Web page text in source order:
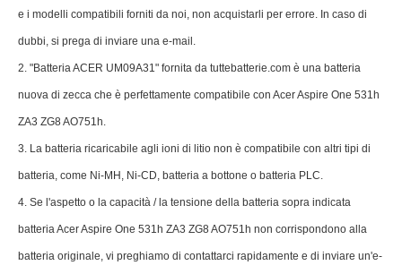
e i modelli compatibili forniti da noi, non acquistarli per errore. In caso di
dubbi, si prega di inviare una e-mail.
2. "Batteria ACER UM09A31" fornita da tuttebatterie.com è una batteria
nuova di zecca che è perfettamente compatibile con Acer Aspire One 531h
ZA3 ZG8 AO751h.
3. La batteria ricaricabile agli ioni di litio non è compatibile con altri tipi di
batteria, come Ni-MH, Ni-CD, batteria a bottone o batteria PLC.
4. Se l'aspetto o la capacità / la tensione della batteria sopra indicata
batteria Acer Aspire One 531h ZA3 ZG8 AO751h non corrispondono alla
batteria originale, vi preghiamo di contattarci rapidamente e di inviare un'e-